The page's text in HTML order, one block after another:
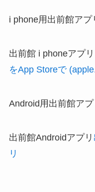
i phone用出前館アプ
出前館 i phoneアプリ
をApp Storeで
Android用出前館ア
出前館Androidアプリ
リ